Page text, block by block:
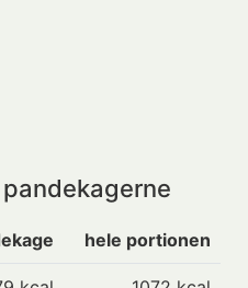
hele portionen